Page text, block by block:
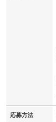
応募方法